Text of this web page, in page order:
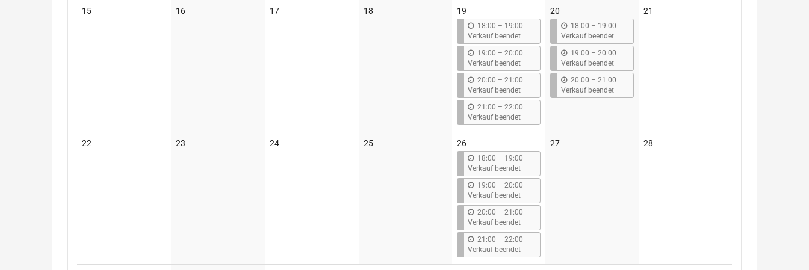
15Keine
16Keine
17Keine
18 19
18:00 – b
i
s
19:00
Verkauf beendet
19:00 – b
i
s
20:00
Verkauf beendet
20:00 – b
i
s
21:00
Verkauf beendet
21:00 – b
i
s
22:00
Verkauf beendet
20
18:00 – b
i
s
19:00
Verkauf beendet
19:00 – b
i
s
20:00
Verkauf beendet
20:00 – b
i
s
21:00
Verkauf beendet
21
22 23 24Keine
25Keine
26
18:00 – b
i
s
19:00
Verkauf beendet
19:00 – b
i
s
20:00
Verkauf beendet
20:00 – b
i
s
21:00
Verkauf beendet
21:00 – b
i
s
22:00
Verkauf beendet
27Keine
28